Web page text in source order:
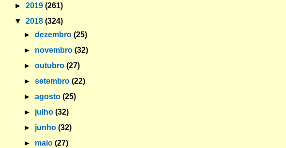
► 2019 (261)
▼ 2018 (324)
►dezembro(25)
► novembro(32)
►outubro(27)
►setembro(22)
►agosto(25)
► julho(32)
► junho(32)
► maio(27)